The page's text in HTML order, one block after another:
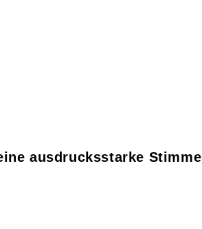
ausdrucksstarke Stimme